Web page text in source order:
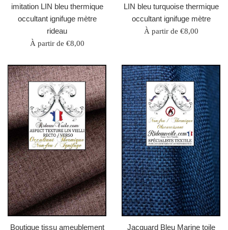
imitation LIN bleu thermique
occultant ignifuge mètre
rideau
À partir de €8,00
LIN bleu turquoise thermique
occultant ignifuge mètre
À partir de €8,00
Boutique tissu ameublement Jacquard Bleu Marine toile